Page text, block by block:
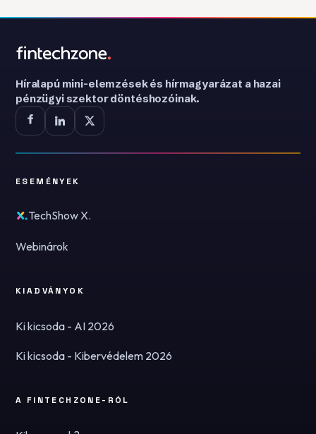
Híralapú mini-elemzések és hírmagyarázat a hazai
pénzügyi szektor döntéshozóinak.
ESEMÉNYEK
TechShow X.
Webinárok
KIADVÁNYOK
Ki kicsoda - AI 2026
Ki kicsoda - Kibervédelem 2026
A FINTECHZONE-RÓL